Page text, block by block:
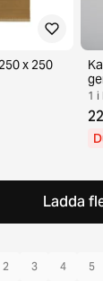
x 250
1 i
Ladda
2 3 4 5